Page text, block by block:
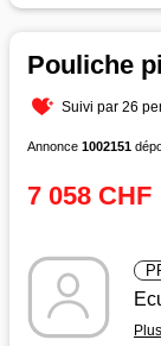
Pouliche
Suivi par 26
Annonce 1002151
7 058 CHF